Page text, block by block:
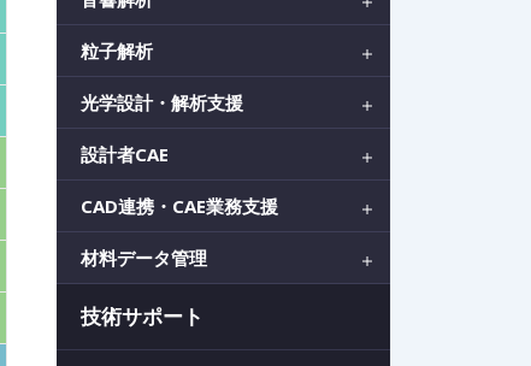
粒子解析
光学設計・解析支援
設計者CAE
CAD連携・CAE業務支援
材料データ管理
技術サポート